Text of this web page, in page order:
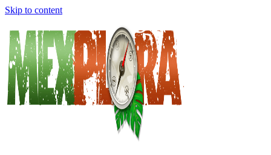
Skip to content